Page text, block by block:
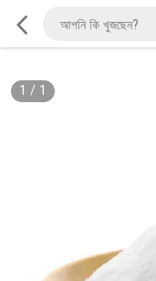
1 / 1